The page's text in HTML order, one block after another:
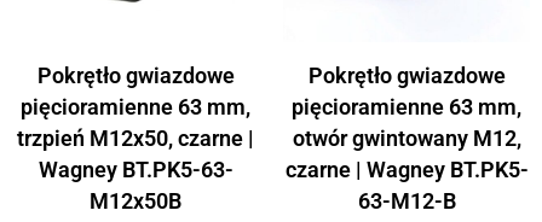
Pokrętło gwiazdowe
pięcioramienne 63 mm,
trzpień M12x50, czarne |
Wagney BT.PK5-63-
M12x50B
Pokrętło gwiazdowe
pięcioramienne 63 mm,
otwór gwintowany M12,
czarne | Wagney BT.PK5-
63-M12-B